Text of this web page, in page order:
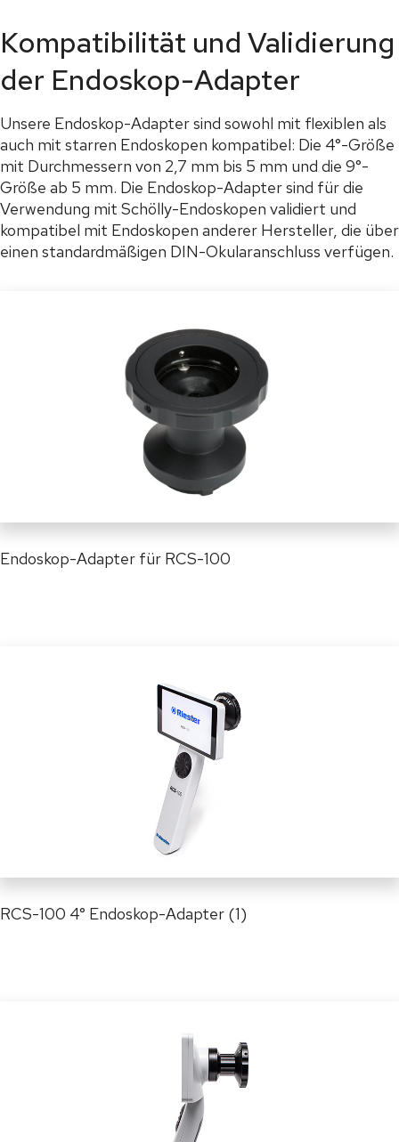
Kompatibilität und Validierung
der Endoskop-Adapter
Unsere Endoskop-Adapter sind sowohl mit flexiblen als
auch mit starren Endoskopen kompatibel: Die 4°-Größe
mit Durchmessern von 2,7 mm bis 5 mm und die 9°-
Größe ab 5 mm. Die Endoskop-Adapter sind für die
Verwendung mit Schölly-Endoskopen validiert und
kompatibel mit Endoskopen anderer Hersteller, die über
einen standardmäßigen DIN-Okularanschluss verfügen.
Endoskop-Adapter für RCS-100
RCS-100 4° Endoskop-Adapter (1)